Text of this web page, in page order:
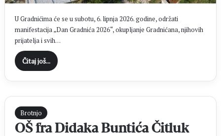
U Gradnićima će se u subotu, 6. lipnja 2026. godine, održati
manifestacija „Dan Gradnića 2026“, okupljanje Gradnićana, njihovih
prijatelja i svih…
Čitaj još...
Brotnjo
OŠ fra Didaka Buntića Čitluk